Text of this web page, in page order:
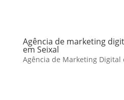
Agência de marketing
em Seixal
Agência de Marketing Digital